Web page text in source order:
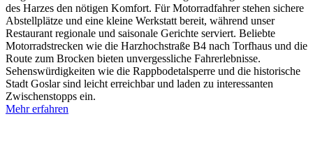
des Harzes den nötigen Komfort. Für Motorradfahrer stehen sichere
Abstellplätze und eine kleine Werkstatt bereit, während unser
Restaurant regionale und saisonale Gerichte serviert. Beliebte
Motorradstrecken wie die Harzhochstraße B4 nach Torfhaus und die
Route zum Brocken bieten unvergessliche Fahrerlebnisse.
Sehenswürdigkeiten wie die Rappbodetalsperre und die historische
Stadt Goslar sind leicht erreichbar und laden zu interessanten
Zwischenstopps ein.
Mehr erfahren